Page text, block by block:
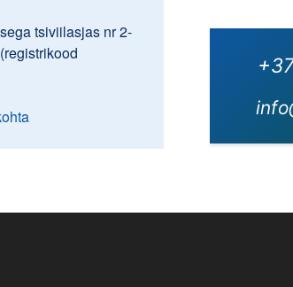
tsiviilasjas nr 2-